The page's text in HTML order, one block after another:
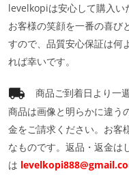
levelkopiは安心して購入い
お客様の笑顔を一番の喜び
すので、品質安心保証は何
れば幸いです。
商品ご到着日より一
商品は画像と明らかに違う
金をご請求ください。お客
なものです。返品・返金は
は